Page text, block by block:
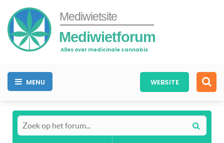
Mediwietsite
Mediwietforum
Alles over medicinale cannabis
MENU WEBSITE